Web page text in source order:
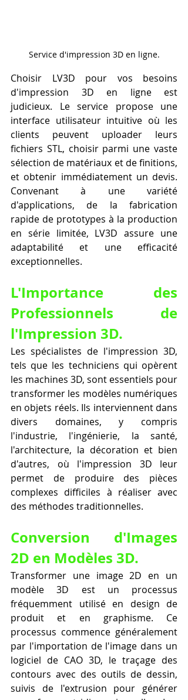
Service d'impression 3D en ligne.
Choisir LV3D pour vos besoins
d'impression 3D en ligne est
judicieux. Le service propose une
interface utilisateur intuitive où les
clients peuvent uploader leurs
fichiers STL, choisir parmi une vaste
sélection de matériaux et de finitions,
et obtenir immédiatement un devis.
Convenant à une variété
d'applications, de la fabrication
rapide de prototypes à la production
en série limitée, LV3D assure une
adaptabilité et une efficacité
exceptionnelles.
L'Importance des
Professionnels de
l'Impression 3D.
Les spécialistes de l'impression 3D,
tels que les techniciens qui opèrent
les machines 3D, sont essentiels pour
transformer les modèles numériques
en objets réels. Ils interviennent dans
divers domaines, y compris
l'industrie, l'ingénierie, la santé,
l'architecture, la décoration et bien
d'autres, où l'impression 3D leur
permet de produire des pièces
complexes difficiles à réaliser avec
des méthodes traditionnelles.
Conversion d'Images
2D en Modèles 3D.
Transformer une image 2D en un
modèle 3D est un processus
fréquemment utilisé en design de
produit et en graphisme. Ce
processus commence généralement
par l'importation de l'image dans un
logiciel de CAO 3D, le traçage des
contours avec des outils de dessin,
suivis de l'extrusion pour générer